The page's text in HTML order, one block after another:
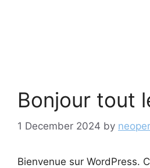
Bonjour tout
1 December 2024 by
Bienvenue sur WordPress.